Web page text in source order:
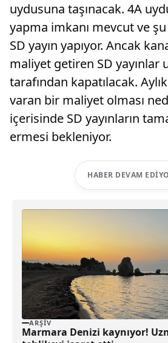
uydusuna taşınacak. 4A
yapma imkanı mevcut ve
SD yayın yapıyor. Ancak
maliyet getiren SD yayınlar
tarafından kapatılacak.
varan bir maliyet olması
içerisinde SD yayınların
ermesi bekleniyor.
HABER DEVAM
ARŞIV
Marmara Denizi kaynıyor!